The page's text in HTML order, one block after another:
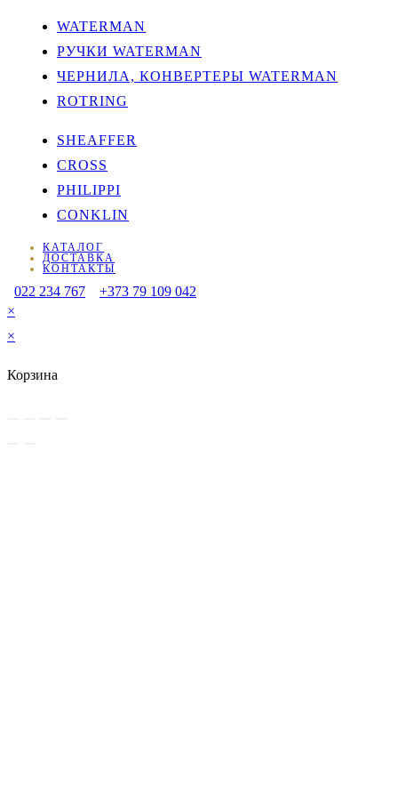
WATERMAN
РУЧКИ WATERMAN
ЧЕРНИЛА, КОНВЕРТЕРЫ WATERMAN
ROTRING
SHEAFFER
CROSS
PHILIPPI
CONKLIN
КАТАЛОГ
ДОСТАВКА
КОНТАКТЫ
022 234 767
+373 79 109 042
×
×
Корзина